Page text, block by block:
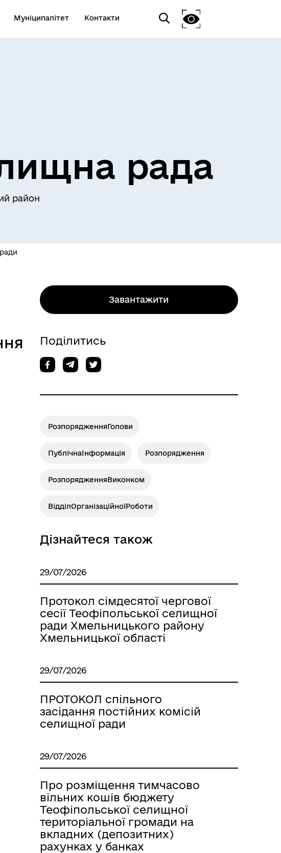
Муніципалітет Контакти
рада
район
Завантажити
Поділитись
РозпорядженняГолови
ПублічнаІнформація Розпорядження
РозпорядженняВиконком
ВідділОрганізаційноїРоботи
Дізнайтеся також
29/07/2026
Протокол сімдесятої чергової
сесії Теофіпольської селищної
ради Хмельницького району
Хмельницької області
29/07/2026
ПРОТОКОЛ спільного
засідання постійних комісій
селищної ради
29/07/2026
Про розміщення тимчасово
вільних кошів бюджету
Теофіпольської селищної
територіальної громади на
вкладних (депозитних)
рахунках у банках